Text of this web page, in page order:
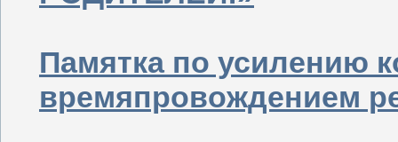
Памятка по усилению
времяпровождением